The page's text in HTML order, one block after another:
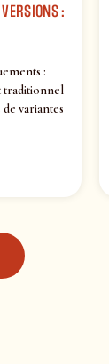
:
:
traditionnel
variantes